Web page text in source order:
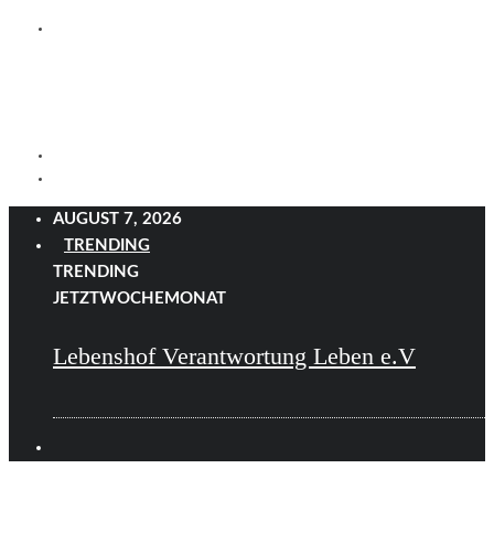
AUGUST 7, 2026
TRENDING
TRENDING
JETZTWOCHE MONAT
Lebenshof Verantwortung Leben e.V